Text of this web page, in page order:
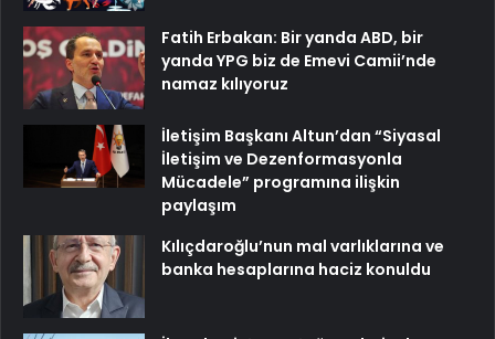
Fatih Erbakan: Bir yanda ABD, bir
yanda YPG biz de Emevi Camii’nde
namaz kılıyoruz
İletişim Başkanı Altun’dan “Siyasal
İletişim ve Dezenformasyonla
Mücadele” programına ilişkin
paylaşım
Kılıçdaroğlu’nun mal varlıklarına ve
banka hesaplarına haciz konuldu